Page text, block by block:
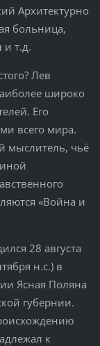
Архитектурно
больница,
и т.д.
Лев
широко
Его
всего мира.
мыслитель, чьё
«Война и
28 августа
н.с.) в
Ясная Поляна
губернии.
к